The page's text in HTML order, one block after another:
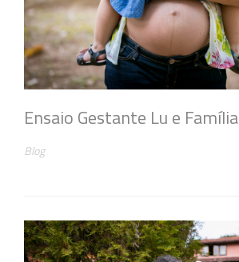
Ensaio Gestante Lu e Família
Blog